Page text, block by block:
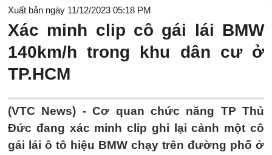
Xuất bản ngày 11/12/2023 05:18 PM
Xác minh clip cô gái lái BMW
140km/h trong khu dân cư ở
TP.HCM
(VTC News) -Cơ quan chức năng TP Thủ
Đức đang xác minh clip ghi lại cảnh một cô
gái lái ô tô hiệu BMW chạy trên đường phố ở